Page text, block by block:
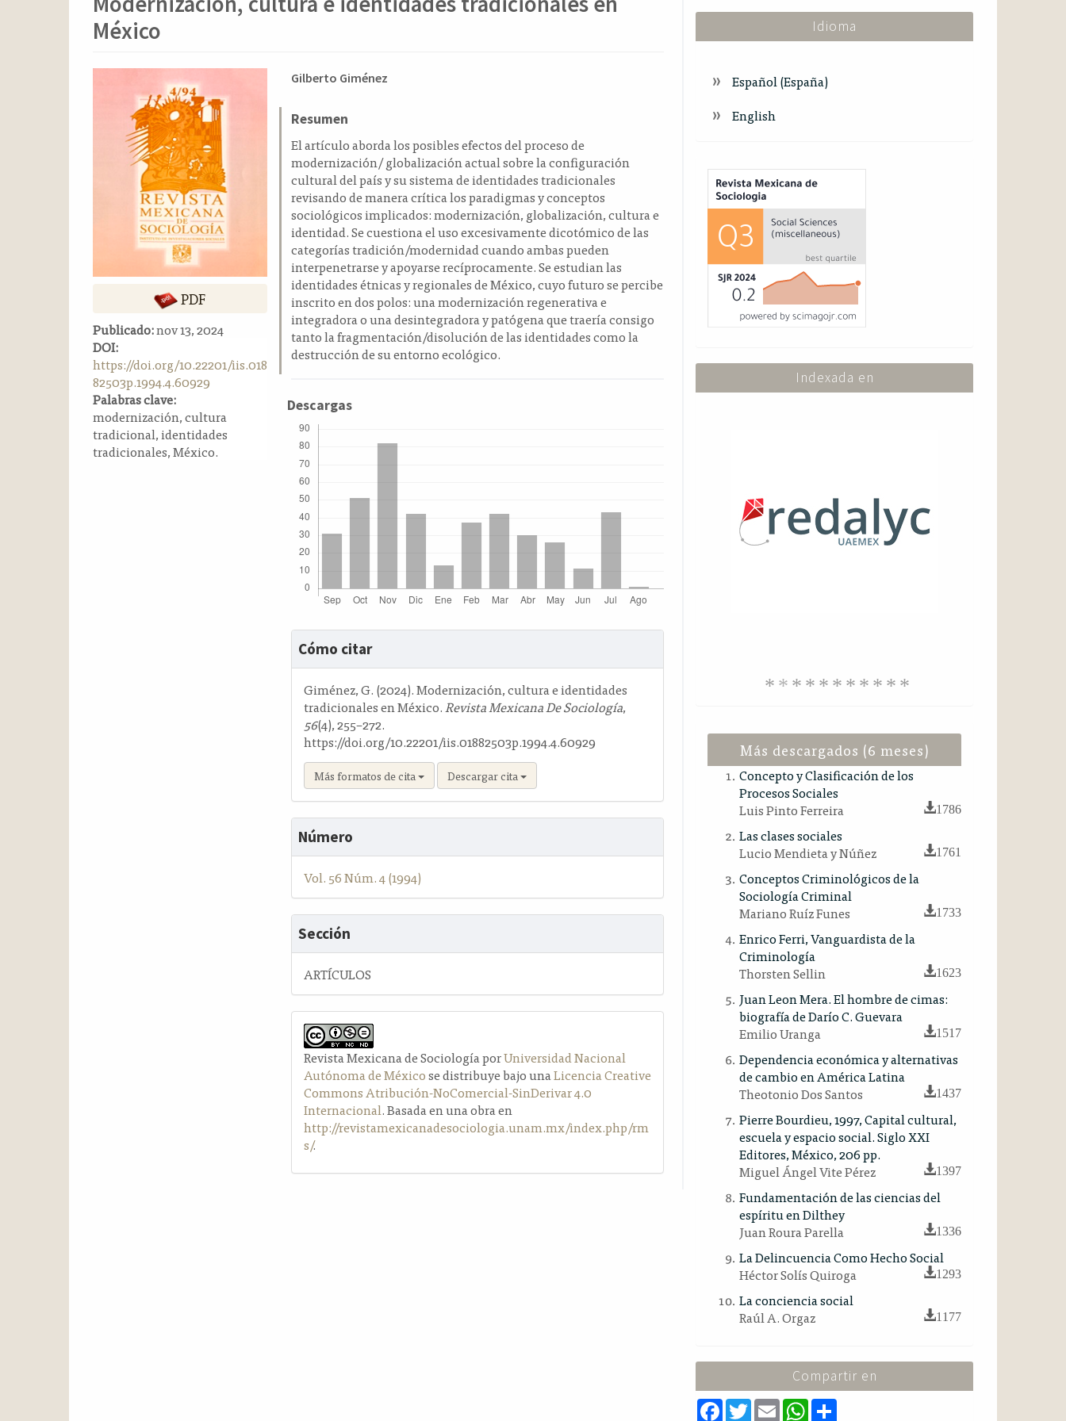
México
lateral
artículo
PDF
Publicado:nov 13, 2024
DOI:
https://doi.org/10.22201/iis.018
82503p.1994.4.60929
Palabras clave:
modernización, cultura
tradicional, identidades
tradicionales, México.
Contenido
del
artículo
Gilberto Giménez
Resumen
El artículo aborda los posibles efectos del proceso de
modernización/ globalización actual sobre la configuración
cultural del país y su sistema de identidades tradicionales
revisando de manera crítica los paradigmas y conceptos
sociológicos implicados: modernización, globalización, cultura e
identidad. Se cuestiona el uso excesivamente dicotómico de las
categorías tradición/modernidad cuando ambas pueden
interpenetrarse y apoyarse recíprocamente. Se estudian las
identidades étnicas y regionales de México, cuyo futuro se percibe
inscrito en dos polos: una modernización regenerativa e
integradora o una desintegradora y patógena que traería consigo
tanto la fragmentación/disolución de las identidades como la
destrucción de su entorno ecológico.
Descargas
Detalles
del
artículo
Cómo citar
Giménez, G. (2024). Modernización, cultura e identidades
tradicionales en México.Revista Mexicana De Sociología,
56(4), 255–272.
https://doi.org/10.22201/iis.01882503p.1994.4.60929
Más formatos de cita Descargar cita
Número
Vol. 56 Núm. 4 (1994)
Sección
ARTÍCULOS
Revista Mexicana de Sociología porUniversidad Nacional
Autónoma de Méxicose distribuye bajo unaLicencia Creative
Commons Atribución-NoComercial-SinDerivar 4.0
Internacional. Basada en una obra en
http://revistamexicanadesociologia.unam.mx/index.php/rm
s/.
Idioma
Español (España)
English
Index
Indexada en
Más descargados (6 meses)
Concepto y Clasificación de los
Procesos Sociales
Luis Pinto Ferreira
1786
Las clases sociales
Lucio Mendieta y Núñez
1761
Conceptos Criminológicos de la
Sociología Criminal
Mariano Ruíz Funes
1733
Enrico Ferri, Vanguardista de la
Criminología
Thorsten Sellin
1623
Juan Leon Mera. El hombre de cimas:
biografía de Darío C. Guevara
Emilio Uranga
1517
Dependencia económica y alternativas
de cambio en América Latina
Theotonio Dos Santos
1437
Pierre Bourdieu, 1997, Capital cultural,
escuela y espacio social. Siglo XXI
Editores, México, 206 pp.
Miguel Ángel Vite Pérez
1397
Fundamentación de las ciencias del
espíritu en Dilthey
Juan Roura Parella
1336
La Delincuencia Como Hecho Social
Héctor Solís Quiroga
1293
La conciencia social
Raúl A. Orgaz
1177
Compartir en
F T E W